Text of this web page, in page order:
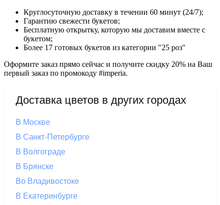
Круглосуточную доставку в течении 60 минут (24/7);
Гарантию свежести букетов;
Бесплатную открытку, которую мы доставим вместе с
букетом;
Более 17 готовых букетов из категории "25 роз"
Оформите заказ прямо сейчас и получите скидку 20% на Ваш
первый заказ по промокоду #imperia.
Доставка цветов в других городах
В Москве
В Санкт-Петербурге
В Волгограде
В Брянске
Во Владивостоке
В Екатеринбурге